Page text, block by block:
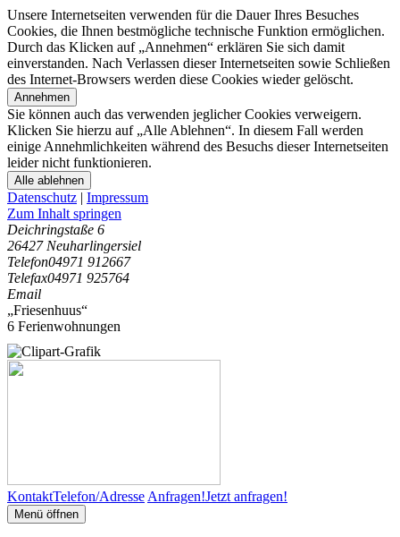
Unsere Internetseiten verwenden für die Dauer Ihres Besuches
Cookies, die Ihnen bestmögliche technische Funktion ermöglichen.
Durch das Klicken auf „Annehmen“ erklären Sie sich damit
einverstanden. Nach Verlassen dieser Internetseiten sowie Schließen
des Internet-Browsers werden diese Cookies wieder gelöscht.
Annehmen
Sie können auch das verwenden jeglicher Cookies verweigern.
Klicken Sie hierzu auf „Alle Ablehnen“. In diesem Fall werden
einige Annehmlichkeiten während des Besuchs dieser Internetseiten
leider nicht funktionieren.
Alle ablehnen
Datenschutz | Impressum
Zum Inhalt springen
Deichringstaße 6
26427 Neuharlingersiel
Telefon04971 912667
Telefax04971 925764
Email
„Friesenhuus“
6 Ferienwohnungen
KontaktTelefon/Adresse Anfragen!Jetzt anfragen!
Menü öffnen